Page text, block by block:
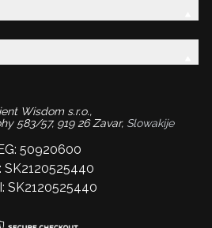
Wisdom s.r.o.,
583/57, 919 26 Zavar, Slowakije
50920600
SK2120525440
SK2120525440